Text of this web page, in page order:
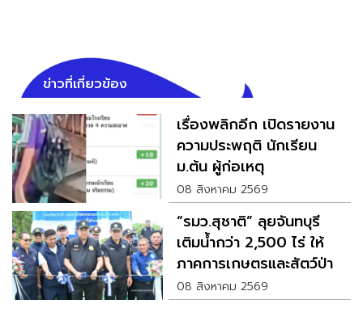
ข่าวที่เกี่ยวข้อง
เรื่องพลิกอีก เปิดรายงาน
ความประพฤติ นักเรียน
ม.ต้น ผู้ก่อเหตุ
08 สิงหาคม 2569
“รมว.สุชาติ” ลุยจันทบุรี
เติมน้ำกว่า 2,500 ไร่ ให้
ภาคการเกษตรและสัตว์ป่า
08 สิงหาคม 2569